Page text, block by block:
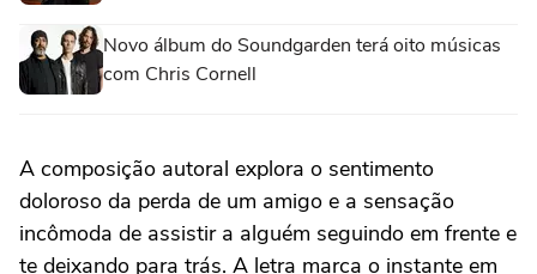
Novo álbum do Soundgarden terá oito músicas
com Chris Cornell
A composição autoral explora o sentimento
doloroso da perda de um amigo e a sensação
incômoda de assistir a alguém seguindo em frente e
te deixando para trás. A letra marca o instante em